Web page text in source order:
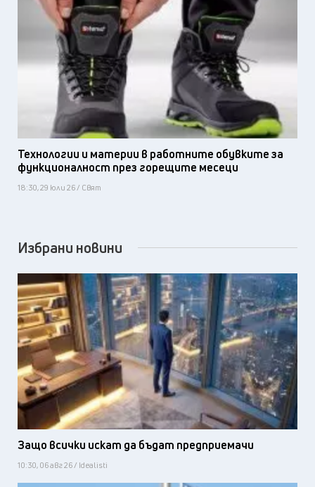
Технологии и материи в работните обувките за
функционалност през горещите месеци
18:30, 29 юли 26 / Свят
Избрани новини
Защо всички искат да бъдат предприемачи
10:30, 06 авг 26 / Idealisti